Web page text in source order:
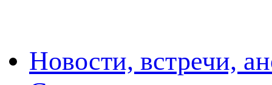
Новости, встречи,